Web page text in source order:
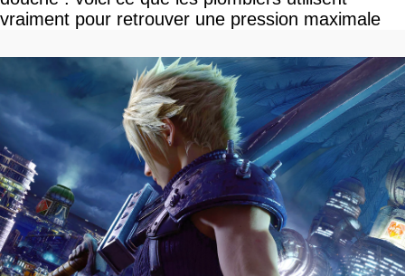
vraiment pour retrouver une pression maximale